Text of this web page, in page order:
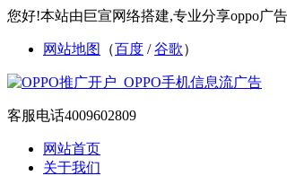
您好!本站由巨宣网络搭建,专业分享oppo广
网站地图 （百度 /谷歌）
客服电话4009602809
网站首页
关于我们